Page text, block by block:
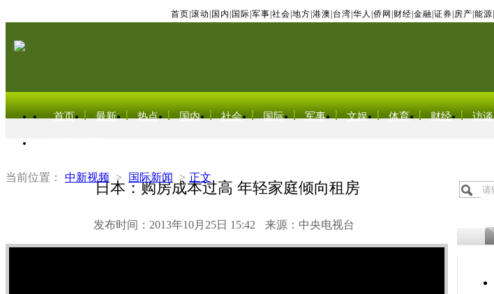
首页 滚动 国内 国际 军事 社会 地方 港澳 台湾 华人 侨网 财经 金融 证券 房产 能源
首页 最新 热点 国内 社会 国际 军事 文娱 体育 财经 访谈
当前位置： 中新视频 > 国际新闻 > 正文
日本：购房成本过高 年轻家庭倾向租房
发布时间：2013年10月25日 15:42 来源：中央电视台